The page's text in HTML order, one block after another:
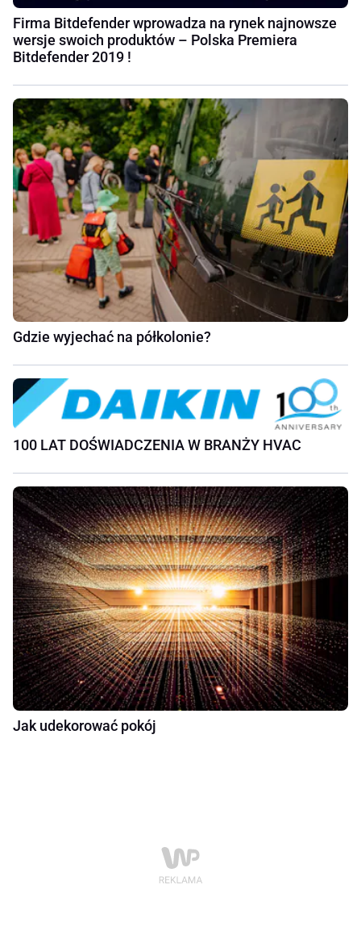
Firma Bitdefender wprowadza na rynek najnowsze
wersje swoich produktów – Polska Premiera
Bitdefender 2019 !
Gdzie wyjechać na półkolonie?
100 LAT DOŚWIADCZENIA W BRANŻY HVAC
Jak udekorować pokój